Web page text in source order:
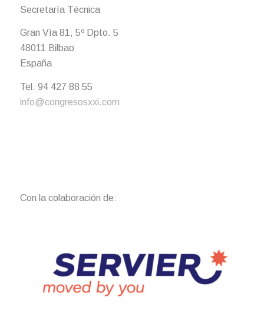
Secretaría Técnica
Gran Vía 81, 5º Dpto. 5
48011 Bilbao
España
Tel. 94 427 88 55
info@congresosxxi.com
Con la colaboración de: